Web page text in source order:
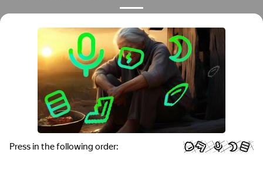
Контакты
Краснодар Тимашевск Темрюк
+7 (861) 298-41-90 +7 (861) 298-41-90
Российская, дом 269/10А
krov@krovsystem.com ЗАКАЗАТЬ ЗВОНОК